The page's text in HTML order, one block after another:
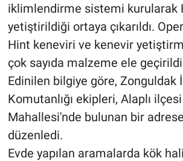
iklimlendirme sistemi kurularak
yetiştirildiği ortaya çıkarıldı.
Hint keneviri ve kenevir
çok sayıda malzeme ele
Edinilen bilgiye göre, Zonguldak
Komutanlığı ekipleri, Alaplı
Mahallesi'nde bulunan bir
düzenledi.
Evde yapılan aramalarda kök